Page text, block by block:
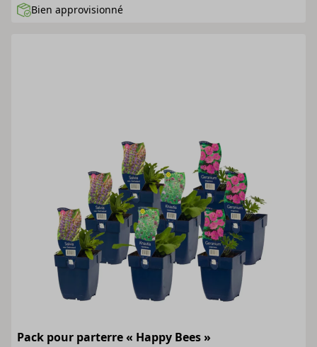
Bien approvisionné
Pack pour parterre « Happy Bees »